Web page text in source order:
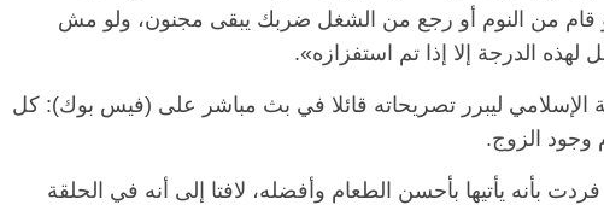
قام من النوم أو رجع من الشغل ضربك يبقى مجنون، ولو مش
الدرجة إلا إذا تم استفزازه».
الإسلامي ليبرر تصريحاته قائلا في بث مباشر على (فيس بوك): كل
وجود الزوج.
بأنه يأتيها بأحسن الطعام وأفضله، لافتا إلى أنه في الحلقة